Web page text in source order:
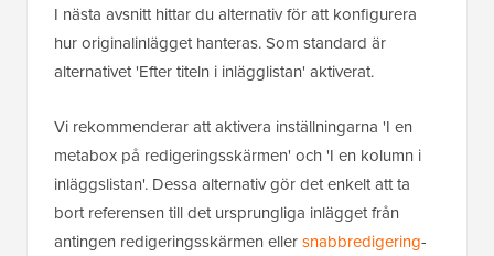
I nästa avsnitt hittar du alternativ för att konfigurera
hur originalinlägget hanteras. Som standard är
alternativet 'Efter titeln i inlägglistan' aktiverat.
Vi rekommenderar att aktivera inställningarna 'I en
metabox på redigeringsskärmen' och 'I en kolumn i
inläggslistan'. Dessa alternativ gör det enkelt att ta
bort referensen till det ursprungliga inlägget från
antingen redigeringsskärmen ellersnabbredigering-